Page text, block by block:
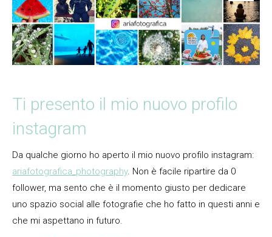
Ti presento il mio nuovo profilo
instagram
Da qualche giorno ho aperto il mio nuovo profilo instagram:
ariafotografica_photography. Non è facile ripartire da 0
follower, ma sento che è il momento giusto per dedicare
uno spazio social alle fotografie che ho fatto in questi anni e
che mi aspettano in futuro.